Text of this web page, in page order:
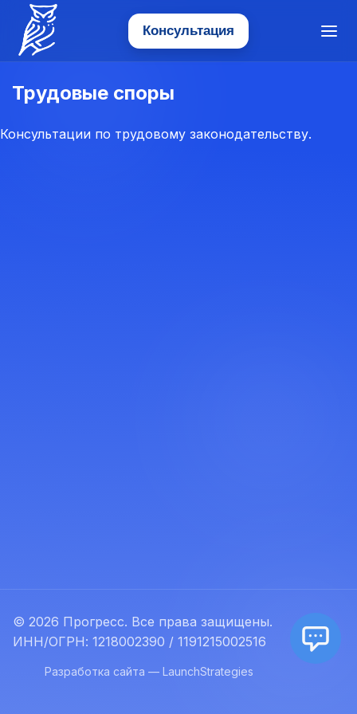
Прогресс — Юридическое агентство Меню
Консультация
Трудовые споры
Консультации по трудовому законодательству.
© 2026 Прогресс. Все права защищены.
ИНН/ОГРН: 1218002390 / 1191215002516
Разработка сайта — LaunchStrategies